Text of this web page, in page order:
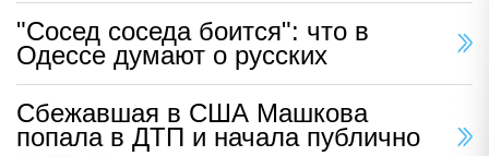
"Сосед соседа боится": что в
Одессе думают о русских
Сбежавшая в США Машкова
попала в ДТП и начала публично